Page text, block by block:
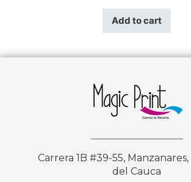
Add to cart
Carrera 1B #39-55, Manzanares,
del Cauca